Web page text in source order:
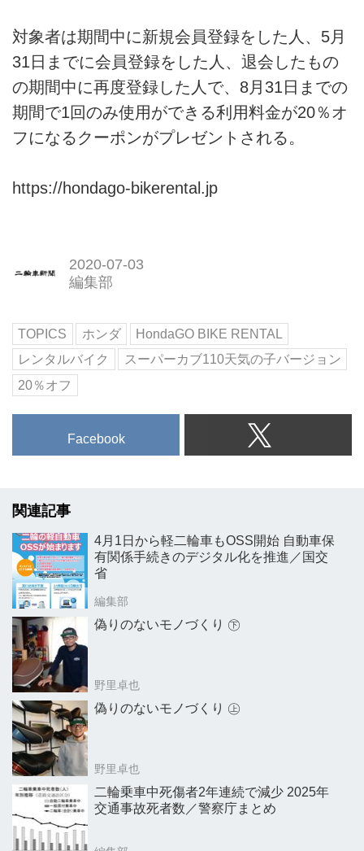
対象者は期間中に新規会員登録をした人、5月
31日までに会員登録をした人、退会したもの
の期間中に再度登録した人で、8月31日までの
期間で1回のみ使用ができる利用料金が20％オ
フになるクーポンがプレゼントされる。
https://hondago-bikerental.jp
2020-07-03
編集部
TOPICS ホンダ
HondaGO BIKE RENTAL
レンタルバイク
スーパーカブ110天気の子バージョン
20％オフ
Facebook
関連記事
4月1日から軽二輪車もOSS開始 自動車保
有関係手続きのデジタル化を推進／国交
省
編集部
偽りのないモノづくり ㊦
野里卓也
偽りのないモノづくり ㊤
野里卓也
二輪乗車中死傷者2年連続で減少 2025年
交通事故死者数／警察庁まとめ